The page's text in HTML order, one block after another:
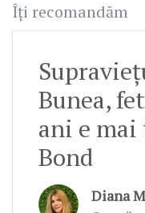
Îți recomandăm
Bunea,
ani e mai
Bond
Diana